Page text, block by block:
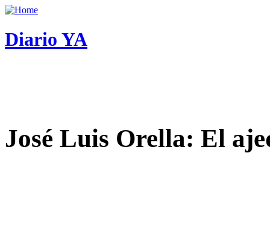
Diario YA
José Luis Orella: El